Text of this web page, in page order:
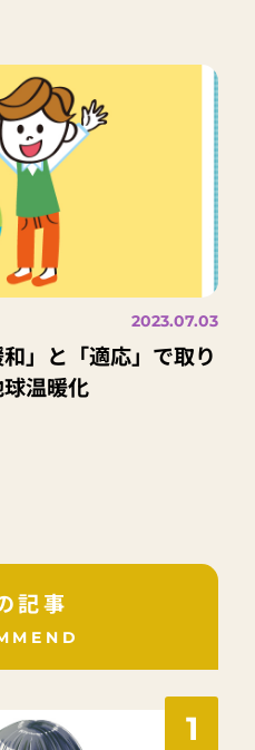
2023.07.03
」と「適応」で取り
温暖化
記事
1